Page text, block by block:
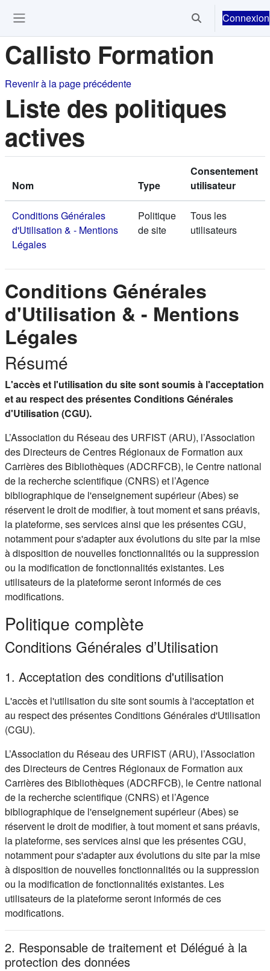
Activer/Connexion
Callisto Formation
Revenir à la page précédente
Liste des politiques
actives
Nom Type
Consentement
utilisateur
Conditions Générales
d'Utilisation & - Mentions
Légales
Politique
de site
Tous les
utilisateurs
Conditions Générales
d'Utilisation & - Mentions
Légales
Résumé
L'accès et l'utilisation du site sont soumis à l'acceptation
et au respect des présentes Conditions Générales
d'Utilisation (CGU).
L’Association du Réseau des URFIST (ARU), l’Association
des Directeurs de Centres Régionaux de Formation aux
Carrières des Bibliothèques (ADCRFCB), le Centre national
de la recherche scientifique (CNRS) et l’Agence
bibliographique de l'enseignement supérieur (Abes) se
réservent le droit de modifier, à tout moment et sans préavis,
la plateforme, ses services ainsi que les présentes CGU,
notamment pour s'adapter aux évolutions du site par la mise
à disposition de nouvelles fonctionnalités ou la suppression
ou la modification de fonctionnalités existantes. Les
utilisateurs de la plateforme seront informés de ces
modifications.
Politique complète
Conditions Générales d’Utilisation
1. Acceptation des conditions d'utilisation
L'accès et l'utilisation du site sont soumis à l'acceptation et
au respect des présentes Conditions Générales d'Utilisation
(CGU).
L’Association du Réseau des URFIST (ARU), l’Association
des Directeurs de Centres Régionaux de Formation aux
Carrières des Bibliothèques (ADCRFCB), le Centre national
de la recherche scientifique (CNRS) et l’Agence
bibliographique de l'enseignement supérieur (Abes) se
réservent le droit de modifier, à tout moment et sans préavis,
la plateforme, ses services ainsi que les présentes CGU,
notamment pour s'adapter aux évolutions du site par la mise
à disposition de nouvelles fonctionnalités ou la suppression
ou la modification de fonctionnalités existantes. Les
utilisateurs de la plateforme seront informés de ces
modifications.
2. Responsable de traitement et Délégué à la
protection des données